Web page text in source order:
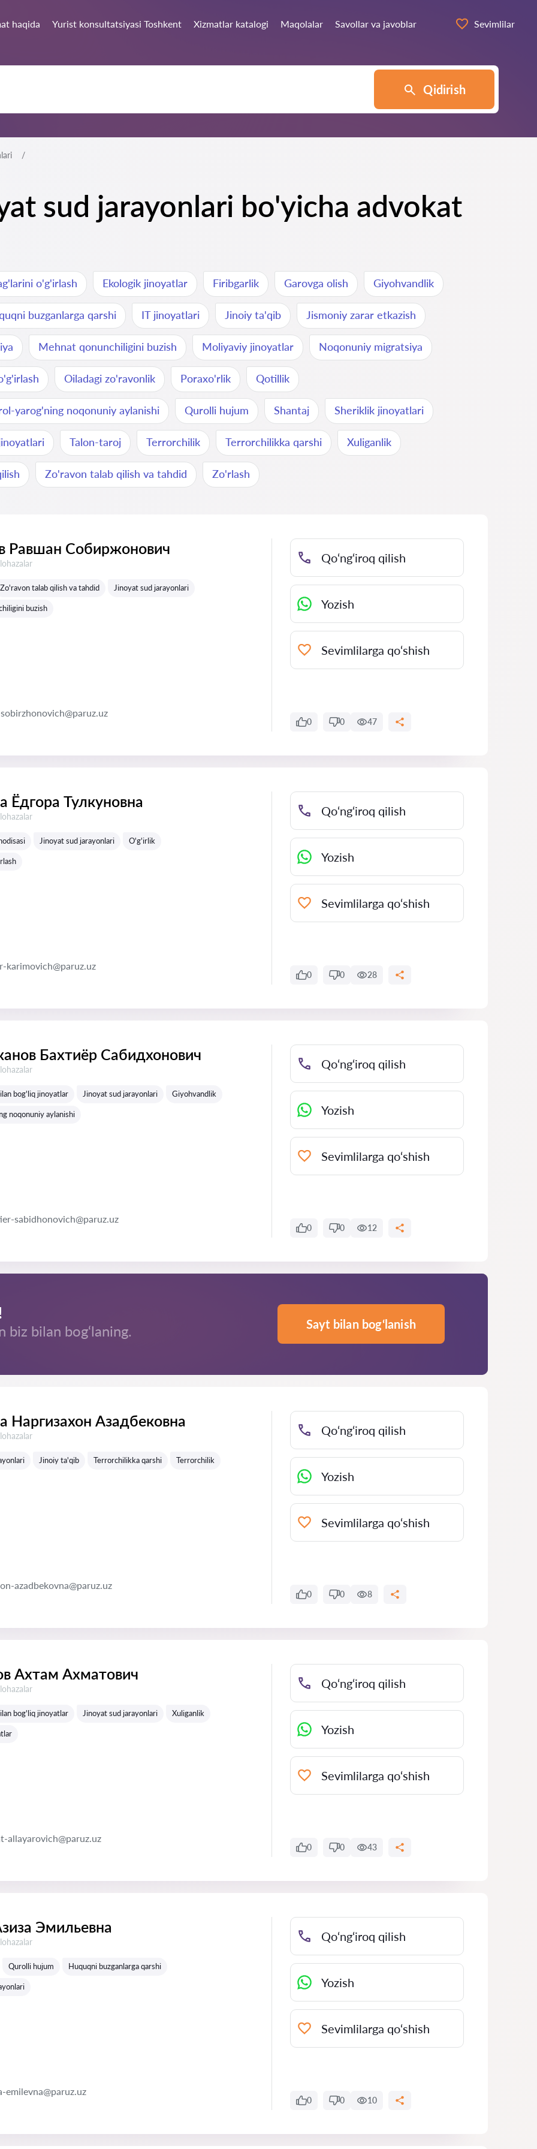
haqida Yurist konsultatsiyasi Toshkent Xizmatlar katalogi Maqolalar Savollar va javoblar Sevimlilar
Qidirish
sud jarayonlari bo'yicha advokat
o'g'irlash Ekologik jinoyatlar Firibgarlik Garovga olish Giyohvandlik
buzganlarga qarshi IT jinoyatlari Jinoiy ta'qib Jismoniy zarar etkazish
Mehnat qonunchiligini buzish Moliyaviy jinoyatlar Noqonuniy migratsiya
Oiladagi zo'ravonlik Poraxo'rlik Qotillik
yarog'ning noqonuniy aylanishi Qurolli hujum Shantaj Sheriklik jinoyatlari
Talon-taroj Terrorchilik Terrorchilikka qarshi Xuliganlik
Zo'ravon talab qilish va tahdid Zo'rlash
Равшан Собиржонович
Zo'ravon talab qilish va tahdid Jinoyat sud jarayonlari
buzish
Qo‘ng‘iroq qilish
Yozish
Sevimlilarga qo‘shish
0 0 47
Ёдгора Тулкуновна
Jinoyat sud jarayonlari O'g'irlik
karimovich@paruz.uz
Qo‘ng‘iroq qilish
Yozish
Sevimlilarga qo‘shish
0 0 28
Бахтиёр Сабидхонович
bog'liq jinoyatlar Jinoyat sud jarayonlari Giyohvandlik
noqonuniy aylanishi
sabidhonovich@paruz.uz
Qo‘ng‘iroq qilish
Yozish
Sevimlilarga qo‘shish
0 0 12
biz bilan bog‘laning. Sayt bilan bog‘lanish
Наргизахон Азадбековна
Jinoiy ta'qib Terrorchilikka qarshi Terrorchilik
azadbekovna@paruz.uz
Qo‘ng‘iroq qilish
Yozish
Sevimlilarga qo‘shish
0 0 8
Ахтам Ахматович
bog'liq jinoyatlar Jinoyat sud jarayonlari Xuliganlik
allayarovich@paruz.uz
Qo‘ng‘iroq qilish
Yozish
Sevimlilarga qo‘shish
0 0 43
Эмильевна
Qurolli hujum Huquqni buzganlarga qarshi
emilevna@paruz.uz
Qo‘ng‘iroq qilish
Yozish
Sevimlilarga qo‘shish
0 0 10